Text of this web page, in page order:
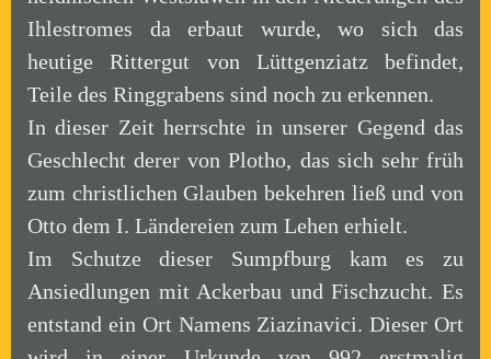
Ihlestromes da erbaut wurde, wo sich das
heutige Rittergut von Lüttgenziatz befindet,
Teile des Ringgrabens sind noch zu erkennen.
In dieser Zeit herrschte in unserer Gegend das
Geschlecht derer von Plotho, das sich sehr früh
zum christlichen Glauben bekehren ließ und von
Otto dem I. Ländereien zum Lehen erhielt.
Im Schutze dieser Sumpfburg kam es zu
Ansiedlungen mit Ackerbau und Fischzucht. Es
entstand ein Ort Namens Ziazinavici. Dieser Ort